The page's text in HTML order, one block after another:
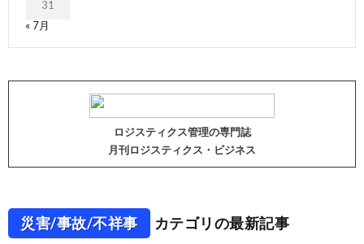
31
« 7月
ロジスティクス管理の専門誌
月刊ロジスティクス・ビジネス
災害/事故/不祥事 カテゴリの最新記事